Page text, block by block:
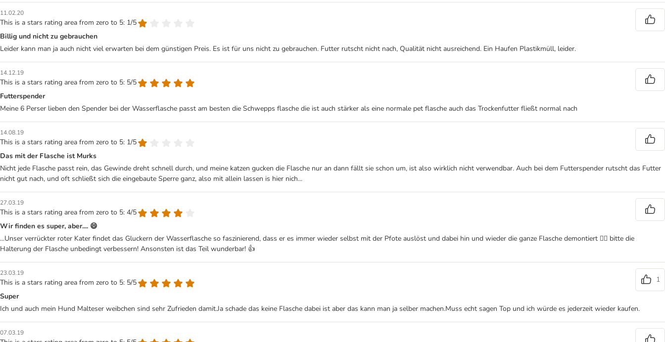
11.02.20
This is a stars rating area from zero to 5: 1/5
Billig und nicht zu gebrauchen
Leider kann man ja auch nicht viel erwarten bei dem günstigen Preis. Es ist für uns nicht zu gebrauchen. Futter rutscht nicht nach, Qualität nicht ausreichend. Ein Haufen Plastikmüll, leider.
14.12.19
This is a stars rating area from zero to 5: 5/5
Futterspender
Meine 6 Perser lieben den Spender bei der Wasserflasche passt am besten die Schwepps flasche die ist auch stärker als eine normale pet flasche auch das Trockenfutter fließt normal nach
14.08.19
This is a stars rating area from zero to 5: 1/5
Das mit der Flasche ist Murks
Nicht jede Flasche passt rein, das Gewinde dreht schnell durch, und meine katzen gucken die Flasche nur an dann fällt sie schon um, ist also wirklich nicht verwendbar. Auch bei dem Futterspender rutscht das Futter
nicht gut nach, und oft schließt sich die eingebaute Sperre ganz, also mit allein lassen is hier nich...
27.03.19
This is a stars rating area from zero to 5: 4/5
Wir finden es super, aber.... 😄
...Unser verrückter roter Kater findet das Gluckern der Wasserflasche so faszinierend, dass er es immer wieder selbst mit der Pfote auslöst und dabei hin und wieder die ganze Flasche demontiert 🤦‍♀️ bitte die
Halterung der Flasche unbedingt verbessern! Ansonsten ist das Teil wunderbar! 👍
23.03.19
This is a stars rating area from zero to 5: 5/5
1
Super
Ich und auch mein Hund Malteser weibchen sind sehr Zufrieden damit.Ja schade das keine Flasche dabei ist aber das kann man ja selber machen.Muss echt sagen Top und ich würde es jederzeit wieder kaufen.
07.03.19